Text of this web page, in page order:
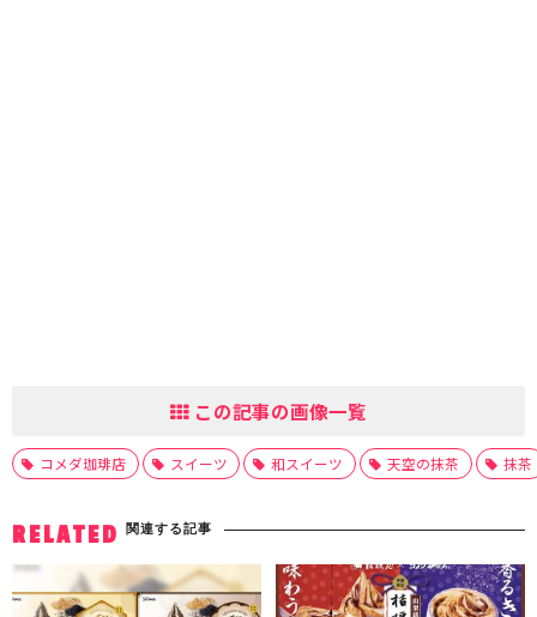
この記事の画像一覧
コメダ珈琲店 スイーツ 和スイーツ 天空の抹茶 抹茶
RELATED 関連する記事